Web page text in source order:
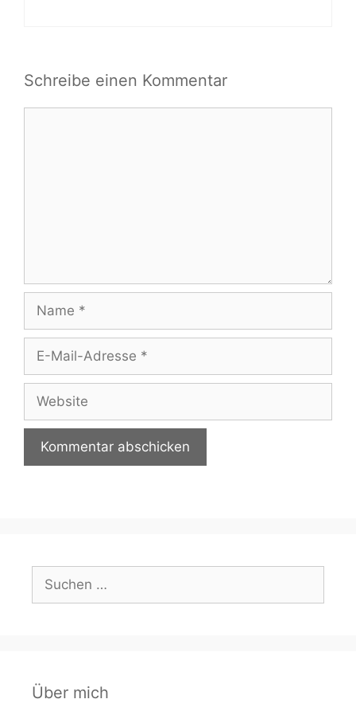
Schreibe einen Kommentar
Name
Adresse
Website
nach:
Über mich